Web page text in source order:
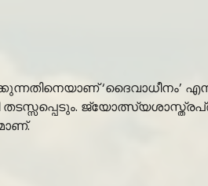
‘ദൈവാധീനം’